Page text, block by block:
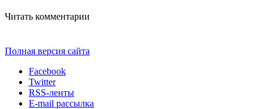
Читать комментарии
Полная версия сайта
Facebook
Twitter
RSS-ленты
E-mail рассылка